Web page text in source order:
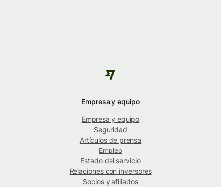
Empresa y equipo
Empresa y equipo
Seguridad
Artículos de prensa
Empleo
Estado del servicio
Relaciones con inversores
Socios y afiliados